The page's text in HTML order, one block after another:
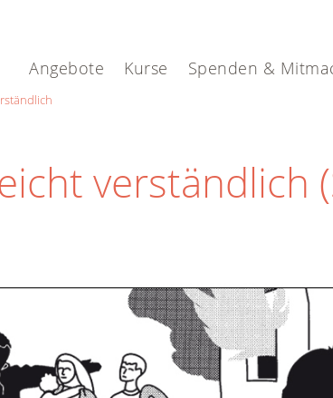
Angebote Kurse Spenden &
verständlich